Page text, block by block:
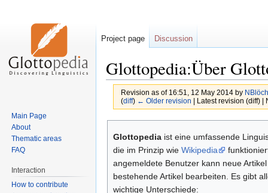
Glottopedia:Über
Revision as of 16:51, 12 May 2014 by
(diff) ← Older revision | Latest revision (diff)
navigation
search
Glottopedia ist eine umfassende
die im Prinzip wie Wikipedia
angemeldete Benutzer kann neue
bestehende Artikel bearbeiten. Es gibt
wichtige Unterschiede:
Project page Discussion
Main Page
About
Thematic areas
FAQ
Interaction
How to contribute